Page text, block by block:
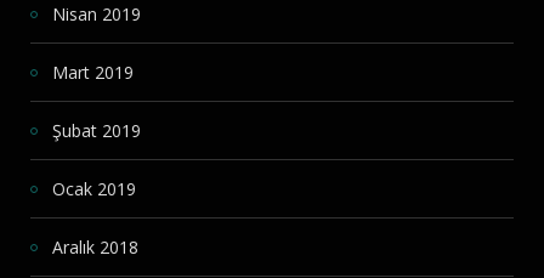
Nisan 2019
Mart 2019
Şubat 2019
Ocak 2019
Aralık 2018